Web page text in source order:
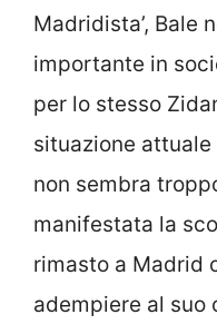
Madridista’, Bale
importante in
per lo stesso
situazione
non sembra
manifestata la
rimasto a Madrid
adempiere al suo